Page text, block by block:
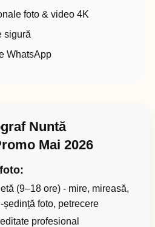
foto & video 4K
sigură
WhatsApp
Nuntă
Mai 2026
(9–18 ore) - mire, mireasă,
foto, petrecere
profesional